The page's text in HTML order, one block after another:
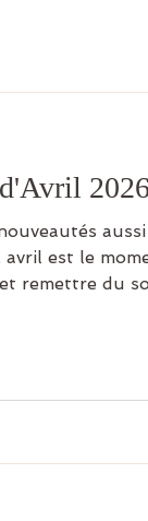
avril est le
remettre du